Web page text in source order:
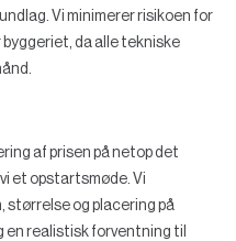
Vi minimerer risikoen for
da alle tekniske
af prisen på netop det
et opstartsmøde. Vi
størrelse og placering på
en realistisk forventning til